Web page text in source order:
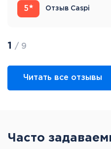
5 Отзыв Caspi
1 / 9
Читать все отзывы
Часто